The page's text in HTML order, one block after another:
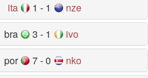
ita 1 - 1
nze
bra 3 - 1
ivo
por 7 - 0
nko